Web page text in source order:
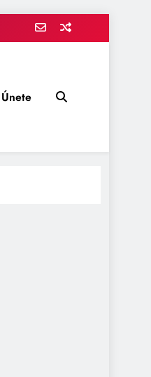
Únete